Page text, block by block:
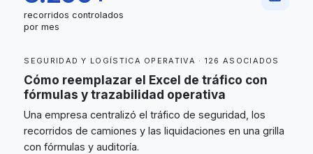
recorridos controlados
por mes
SEGURIDAD Y LOGÍSTICA OPERATIVA · 126 ASOCIADOS
Cómo reemplazar el Excel de tráfico con
fórmulas y trazabilidad operativa
Una empresa centralizó el tráfico de seguridad, los
recorridos de camiones y las liquidaciones en una grilla
con fórmulas y auditoría.